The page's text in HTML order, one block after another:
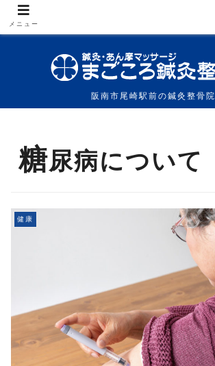
阪南市尾崎駅前の鍼灸整骨院
糖尿病について
健康
メニュー